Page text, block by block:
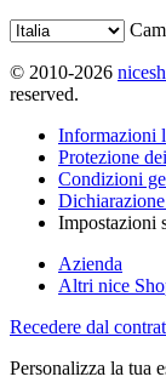
© 2010-2026
reserved.
Informazioni
Protezione
Condizioni
Impostazioni
Azienda
Altri nice
Recedere dal
Personalizza la tua